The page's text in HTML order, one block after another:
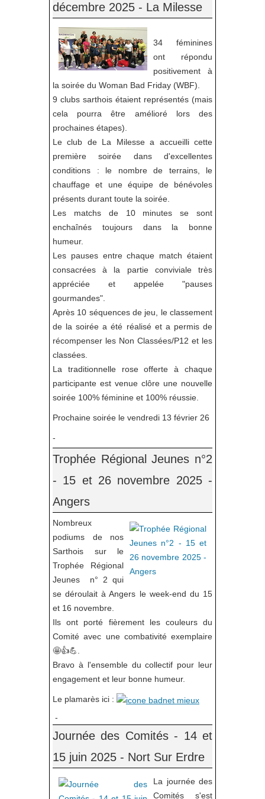
décembre 2025 - La Milesse
34 féminines
ont répondu
positivement à
la soirée du Woman Bad Friday (WBF).
9 clubs sarthois étaient représentés (mais
cela pourra être amélioré lors des
prochaines étapes).
Le club de La Milesse a accueilli cette
première soirée dans d'excellentes
conditions : le nombre de terrains, le
chauffage et une équipe de bénévoles
présents durant toute la soirée.
Les matchs de 10 minutes se sont
enchaînés toujours dans la bonne
humeur.
Les pauses entre chaque match étaient
consacrées à la partie conviviale très
appréciée et appelée "pauses
gourmandes".
Après 10 séquences de jeu, le classement
de la soirée a été réalisé et a permis de
récompenser les Non Classées/P12 et les
classées.
La traditionnelle rose offerte à chaque
participante est venue clôre une nouvelle
soirée 100% féminine et 100% réussie.
Prochaine soirée le vendredi 13 février 26
-
Trophée Régional Jeunes n°2
- 15 et 26 novembre 2025 -
Angers
Nombreux
podiums de nos
Sarthois sur le
Trophée Régional
Jeunes n° 2 qui
se déroulait à Angers le week-end du 15
et 16 novembre.
Ils ont porté fièrement les couleurs du
Comité avec une combativité exemplaire
🤩👍💪.
Bravo à l'ensemble du collectif pour leur
engagement et leur bonne humeur.
Le plamarès ici :
-
Journée des Comités - 14 et
15 juin 2025 - Nort Sur Erdre
La journée des
Comités s'est